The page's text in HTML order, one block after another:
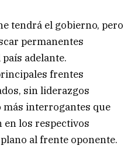
tendrá el gobierno, pero
permanentes
adelante.
frentes
sin liderazgos
interrogantes que
en los respectivos
al frente oponente.